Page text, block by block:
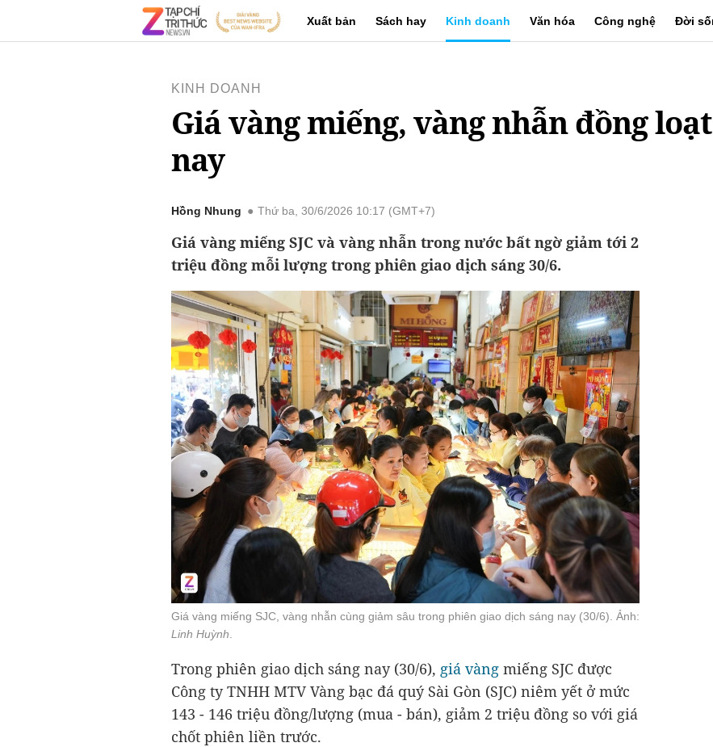
Xuất bản Sách hay Kinh doanh Văn hóa Công nghệ Đời
KINH DOANH
Giá vàng miếng, vàng nhẫn đồng
nay
Hồng Nhung Thứ ba, 30/6/2026 10:17 (GMT+7)
Giá vàng miếng SJC và vàng nhẫn trong nước bất ngờ giảm tới 2
triệu đồng mỗi lượng trong phiên giao dịch sáng 30/6.
Giá vàng miếng SJC, vàng nhẫn cùng giảm sâu trong phiên giao dịch sáng nay (30/6). Ảnh:
Linh Huỳnh
Trong phiên giao dịch sáng nay (30/6), giá vàng miếng SJC được
Công ty TNHH MTV Vàng bạc đá quý Sài Gòn (SJC) niêm yết ở mức
143 - 146 triệu đồng/lượng (mua - bán), giảm 2 triệu đồng so với giá
chốt phiên liền trước.